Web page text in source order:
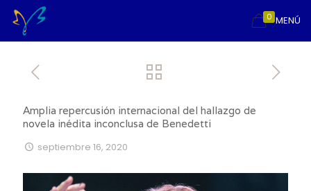
MENÚ
0
Amplia repercusión internacional del hallazgo de
novela inédita inconclusa de Benedetti
septiembre 16, 2020